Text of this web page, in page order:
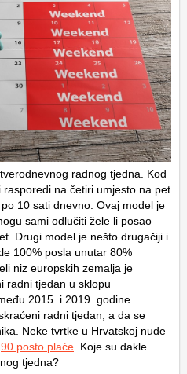
radnog tjedna. Kod
na četiri umjesto na pet
10 sati dnevno. Ovaj model je
sami odlučiti žele li posao
Drugi model je nešto drugačiji i
100% posla unutar 80%
niz europskih zemalja je
radni tjedan u sklopu
2015. i 2019. godine
radni tjedan, a da se
Neke tvrtke u Hrvatskoj nude
90 posto plaće . Koje su dakle
tjedna?